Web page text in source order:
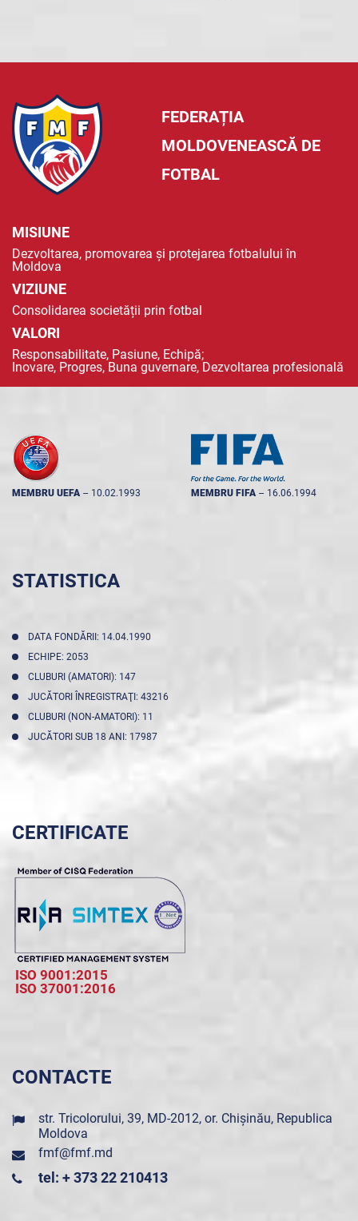
FEDERAȚIA
MOLDOVENEASCĂ DE
FOTBAL
MISIUNE
Dezvoltarea, promovarea și protejarea fotbalului în
Moldova
VIZIUNE
Consolidarea societății prin fotbal
VALORI
Responsabilitate, Pasiune, Echipă;
Inovare, Progres, Buna guvernare, Dezvoltarea profesională
MEMBRU UEFA -- 10.02.1993 MEMBRU FIFA -- 16.06.1994
STATISTICA
DATA FONDĂRII: 14.04.1990
ECHIPE: 2053
CLUBURI (AMATORI): 147
JUCĂTORI ÎNREGISTRAŢI: 43216
CLUBURI (NON-AMATORI): 11
JUCĂTORI SUB 18 ANI: 17987
CERTIFICATE
ISO 9001:2015
ISO 37001:2016
CONTACTE
str. Tricolorului, 39, MD-2012, or. Chișinău, Republica
Moldova
fmf@fmf.md
tel: + 373 22 210413